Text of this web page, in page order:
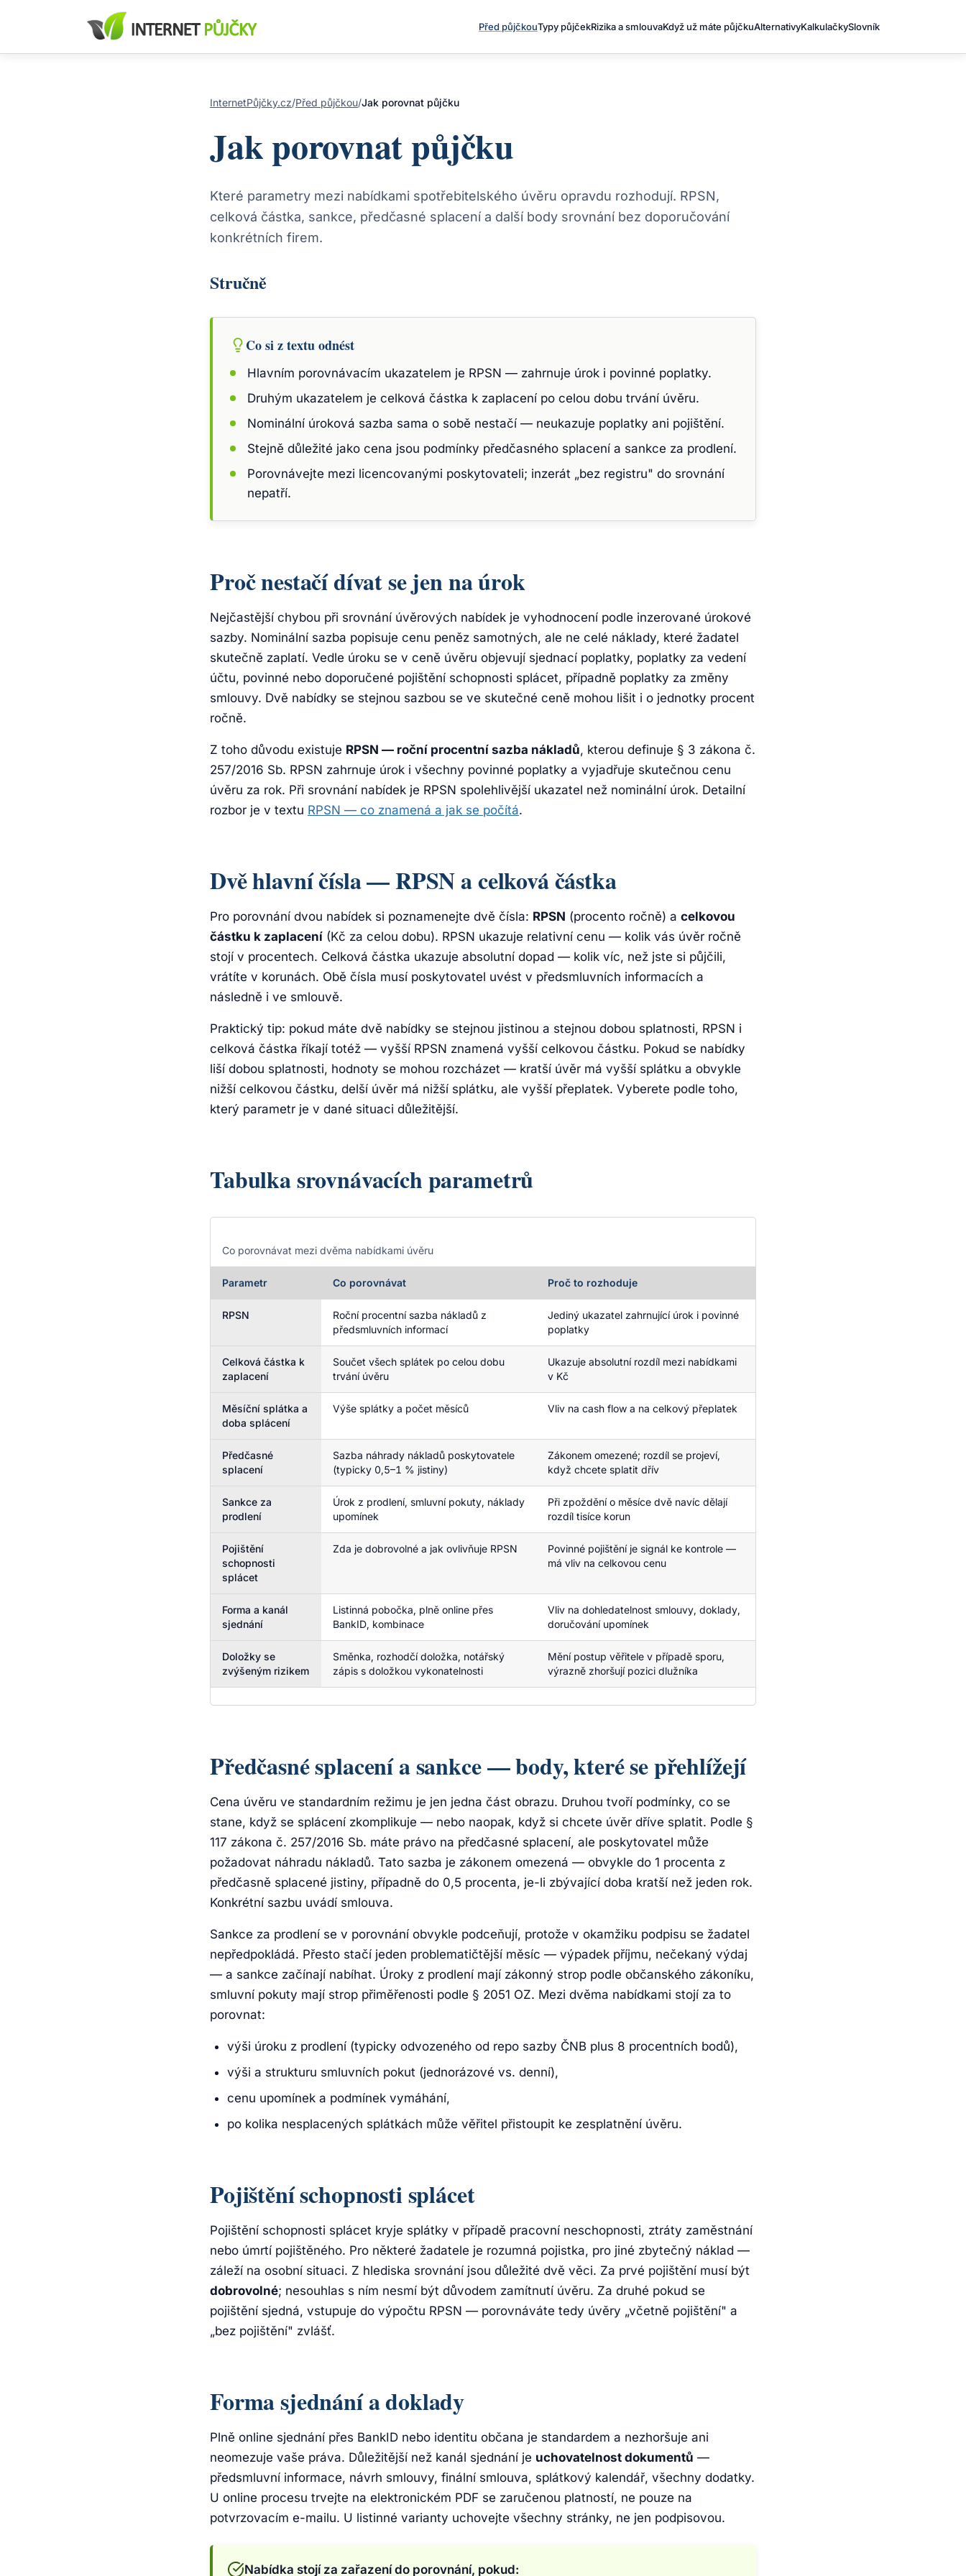
Před půjčkouTypy půjčekRizika a smlouvaKdyž už máte půjčkuAlternativyKalkulačkySlovník
InternetPůjčky.cz/Před půjčkou/Jak porovnat půjčku
Jak porovnat půjčku
Které parametry mezi nabídkami spotřebitelského úvěru opravdu rozhodují. RPSN,
celková částka, sankce, předčasné splacení a další body srovnání bez doporučování
konkrétních firem.
Stručně
Co si z textu odnést
Hlavním porovnávacím ukazatelem je RPSN — zahrnuje úrok i povinné poplatky.
Druhým ukazatelem je celková částka k zaplacení po celou dobu trvání úvěru.
Nominální úroková sazba sama o sobě nestačí — neukazuje poplatky ani pojištění.
Stejně důležité jako cena jsou podmínky předčasného splacení a sankce za prodlení.
Porovnávejte mezi licencovanými poskytovateli; inzerát „bez registru" do srovnání
nepatří.
Proč nestačí dívat se jen na úrok
Nejčastější chybou při srovnání úvěrových nabídek je vyhodnocení podle inzerované úrokové
sazby. Nominální sazba popisuje cenu peněz samotných, ale ne celé náklady, které žadatel
skutečně zaplatí. Vedle úroku se v ceně úvěru objevují sjednací poplatky, poplatky za vedení
účtu, povinné nebo doporučené pojištění schopnosti splácet, případně poplatky za změny
smlouvy. Dvě nabídky se stejnou sazbou se ve skutečné ceně mohou lišit i o jednotky procent
ročně.
Z toho důvodu existuje RPSN — roční procentní sazba nákladů, kterou definuje § 3 zákona č.
257/2016 Sb. RPSN zahrnuje úrok i všechny povinné poplatky a vyjadřuje skutečnou cenu
úvěru za rok. Při srovnání nabídek je RPSN spolehlivější ukazatel než nominální úrok. Detailní
rozbor je v textu RPSN — co znamená a jak se počítá.
Dvě hlavní čísla — RPSN a celková částka
Pro porovnání dvou nabídek si poznamenejte dvě čísla: RPSN (procento ročně) a celkovou
částku k zaplacení (Kč za celou dobu). RPSN ukazuje relativní cenu — kolik vás úvěr ročně
stojí v procentech. Celková částka ukazuje absolutní dopad — kolik víc, než jste si půjčili,
vrátíte v korunách. Obě čísla musí poskytovatel uvést v předsmluvních informacích a
následně i ve smlouvě.
Praktický tip: pokud máte dvě nabídky se stejnou jistinou a stejnou dobou splatnosti, RPSN i
celková částka říkají totéž — vyšší RPSN znamená vyšší celkovou částku. Pokud se nabídky
liší dobou splatnosti, hodnoty se mohou rozcházet — kratší úvěr má vyšší splátku a obvykle
nižší celkovou částku, delší úvěr má nižší splátku, ale vyšší přeplatek. Vyberete podle toho,
který parametr je v dané situaci důležitější.
Tabulka srovnávacích parametrů
Co porovnávat mezi dvěma nabídkami úvěru
Parametr Co porovnávat Proč to rozhoduje
RPSN
Roční procentní sazba nákladů z
předsmluvních informací
Jediný ukazatel zahrnující úrok i povinné
poplatky
Celková částka k
zaplacení
Součet všech splátek po celou dobu
trvání úvěru
Ukazuje absolutní rozdíl mezi nabídkami
v Kč
Měsíční splátka a
doba splácení
Výše splátky a počet měsíců Vliv na cash flow a na celkový přeplatek
Předčasné
splacení
Sazba náhrady nákladů poskytovatele
(typicky 0,5–1 % jistiny)
Zákonem omezené; rozdíl se projeví,
když chcete splatit dřív
Sankce za
prodlení
Úrok z prodlení, smluvní pokuty, náklady
upomínek
Při zpoždění o měsíce dvě navíc dělají
rozdíl tisíce korun
Pojištění
schopnosti
splácet
Zda je dobrovolné a jak ovlivňuje RPSN
Povinné pojištění je signál ke kontrole —
má vliv na celkovou cenu
Forma a kanál
sjednání
Listinná pobočka, plně online přes
BankID, kombinace
Vliv na dohledatelnost smlouvy, doklady,
doručování upomínek
Doložky se
zvýšeným rizikem
Směnka, rozhodčí doložka, notářský
zápis s doložkou vykonatelnosti
Mění postup věřitele v případě sporu,
výrazně zhoršují pozici dlužníka
Předčasné splacení a sankce — body, které se přehlížejí
Cena úvěru ve standardním režimu je jen jedna část obrazu. Druhou tvoří podmínky, co se
stane, když se splácení zkomplikuje — nebo naopak, když si chcete úvěr dříve splatit. Podle §
117 zákona č. 257/2016 Sb. máte právo na předčasné splacení, ale poskytovatel může
požadovat náhradu nákladů. Tato sazba je zákonem omezená — obvykle do 1 procenta z
předčasně splacené jistiny, případně do 0,5 procenta, je-li zbývající doba kratší než jeden rok.
Konkrétní sazbu uvádí smlouva.
Sankce za prodlení se v porovnání obvykle podceňují, protože v okamžiku podpisu se žadatel
nepředpokládá. Přesto stačí jeden problematičtější měsíc — výpadek příjmu, nečekaný výdaj
— a sankce začínají nabíhat. Úroky z prodlení mají zákonný strop podle občanského zákoníku,
smluvní pokuty mají strop přiměřenosti podle § 2051 OZ. Mezi dvěma nabídkami stojí za to
porovnat:
výši úroku z prodlení (typicky odvozeného od repo sazby ČNB plus 8 procentních bodů),
výši a strukturu smluvních pokut (jednorázové vs. denní),
cenu upomínek a podmínek vymáhání,
po kolika nesplacených splátkách může věřitel přistoupit ke zesplatnění úvěru.
Pojištění schopnosti splácet
Pojištění schopnosti splácet kryje splátky v případě pracovní neschopnosti, ztráty zaměstnání
nebo úmrtí pojištěného. Pro některé žadatele je rozumná pojistka, pro jiné zbytečný náklad —
záleží na osobní situaci. Z hlediska srovnání jsou důležité dvě věci. Za prvé pojištění musí být
dobrovolné; nesouhlas s ním nesmí být důvodem zamítnutí úvěru. Za druhé pokud se
pojištění sjedná, vstupuje do výpočtu RPSN — porovnáváte tedy úvěry „včetně pojištění" a
„bez pojištění" zvlášť.
Forma sjednání a doklady
Plně online sjednání přes BankID nebo identitu občana je standardem a nezhoršuje ani
neomezuje vaše práva. Důležitější než kanál sjednání je uchovatelnost dokumentů —
předsmluvní informace, návrh smlouvy, finální smlouva, splátkový kalendář, všechny dodatky.
U online procesu trvejte na elektronickém PDF se zaručenou platností, ne pouze na
potvrzovacím e-mailu. U listinné varianty uchovejte všechny stránky, ne jen podpisovou.
Nabídka stojí za zařazení do porovnání, pokud: